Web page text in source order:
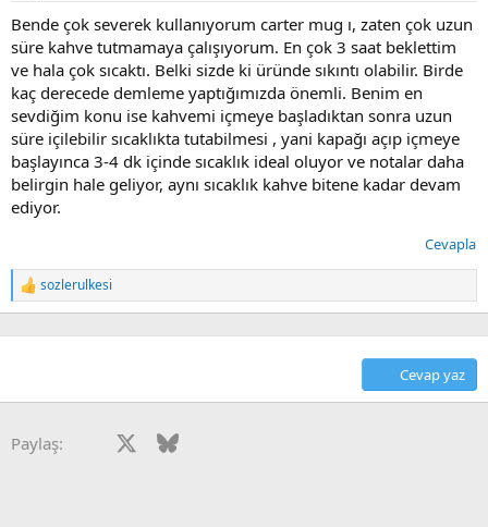
Bende çok severek kullanıyorum carter mug ı, zaten çok uzun
süre kahve tutmamaya çalışıyorum. En çok 3 saat beklettim
ve hala çok sıcaktı. Belki sizde ki üründe sıkıntı olabilir. Birde
kaç derecede demleme yaptığımızda önemli. Benim en
sevdiğim konu ise kahvemi içmeye başladıktan sonra uzun
süre içilebilir sıcaklıkta tutabilmesi , yani kapağı açıp içmeye
başlayınca 3-4 dk içinde sıcaklık ideal oluyor ve notalar daha
belirgin hale geliyor, aynı sıcaklık kahve bitene kadar devam
ediyor.
Cevapla
T
e
sozlerulkesi
Cevap yaz
Paylaş: Facebook Bluesky